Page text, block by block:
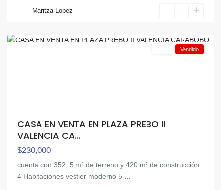
Maritza Lopez
Prebo,
Vendido
CASA EN VENTA EN PLAZA PREBO II
VALENCIA CA...
$230,000
cuenta con 352, 5 m² de terreno y 420 m² de construcción
4 Habitaciones vestier moderno 5